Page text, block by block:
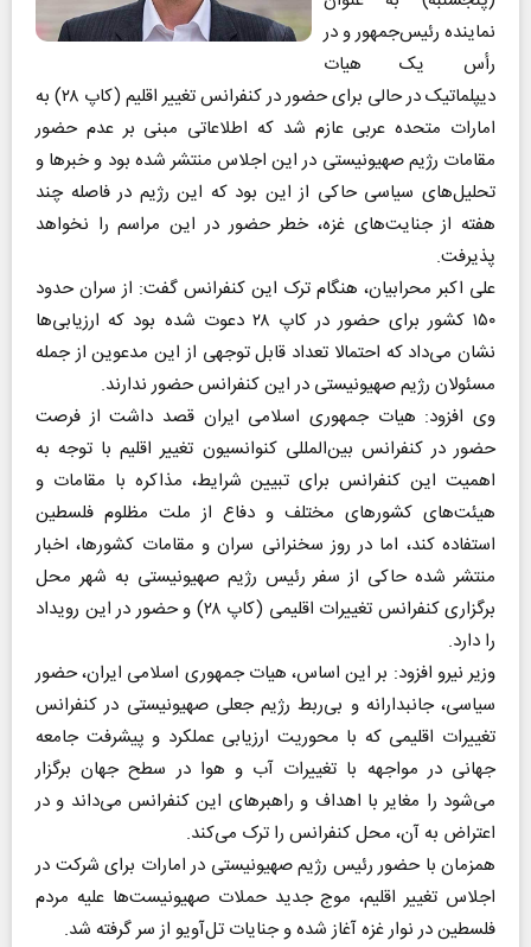
نماینده رئیس‌جمهور و در
رأس یک هیات
دیپلماتیک در حالی برای حضور در کنفرانس تغییر اقلیم (کاپ ۲۸) به
امارات متحده عربی عازم شد که اطلاعاتی مبنی بر عدم حضور
مقامات رژیم صهیونیستی در این اجلاس منتشر شده بود و خبر‌ها و
تحلیل‌های سیاسی حاکی از این بود که این رژیم در فاصله چند
هفته از جنایت‌های غزه، خطر حضور در این مراسم را نخواهد
پذیرفت.
علی اکبر محرابیان، هنگام ترک این کنفرانس گفت: از سران حدود
۱۵۰ کشور برای حضور در کاپ ۲۸ دعوت شده بود که ارزیابی‌ها
نشان می‌داد که احتمالا تعداد قابل توجهی از این مدعوین از جمله
مسئولان رژیم صهیونیستی در این کنفرانس حضور ندارند.
وی افزود: هیات جمهوری اسلامی ایران قصد داشت از فرصت
حضور در کنفرانس بین‌المللی کنوانسیون تغییر اقلیم با توجه به
اهمیت این کنفرانس برای تبیین شرایط، مذاکره با مقامات و
هیئت‌های کشور‌های مختلف و دفاع از ملت مظلوم فلسطین
استفاده کند، اما در روز سخنرانی سران و مقامات کشورها، اخبار
منتشر شده حاکی از سفر رئیس رژیم صهیونیستی به شهر محل
برگزاری کنفرانس تغییرات اقلیمی (کاپ ۲۸) و حضور در این رویداد
را دارد.
وزیر نیرو افزود: بر این اساس، هیات جمهوری اسلامی ایران، حضور
سیاسی، جانبدارانه و بی‌ربط رژیم جعلی صهیونیستی در کنفرانس
تغییرات اقلیمی که با محوریت ارزیابی عملکرد و پیشرفت جامعه
جهانی در مواجهه با تغییرات آب و هوا در سطح جهان برگزار
می‌شود را مغایر با اهداف و راهبر‌های این کنفرانس می‌داند و در
اعتراض به آن، محل کنفرانس را ترک می‌کند.
همزمان با حضور رئیس رژیم صهیونیستی در امارات برای شرکت در
اجلاس تغییر اقلیم، موج جدید حملات صهیونیست‌ها علیه مردم
فلسطین در نوار غزه آغاز شده و جنایات تل‌آویو از سر گرفته شد.